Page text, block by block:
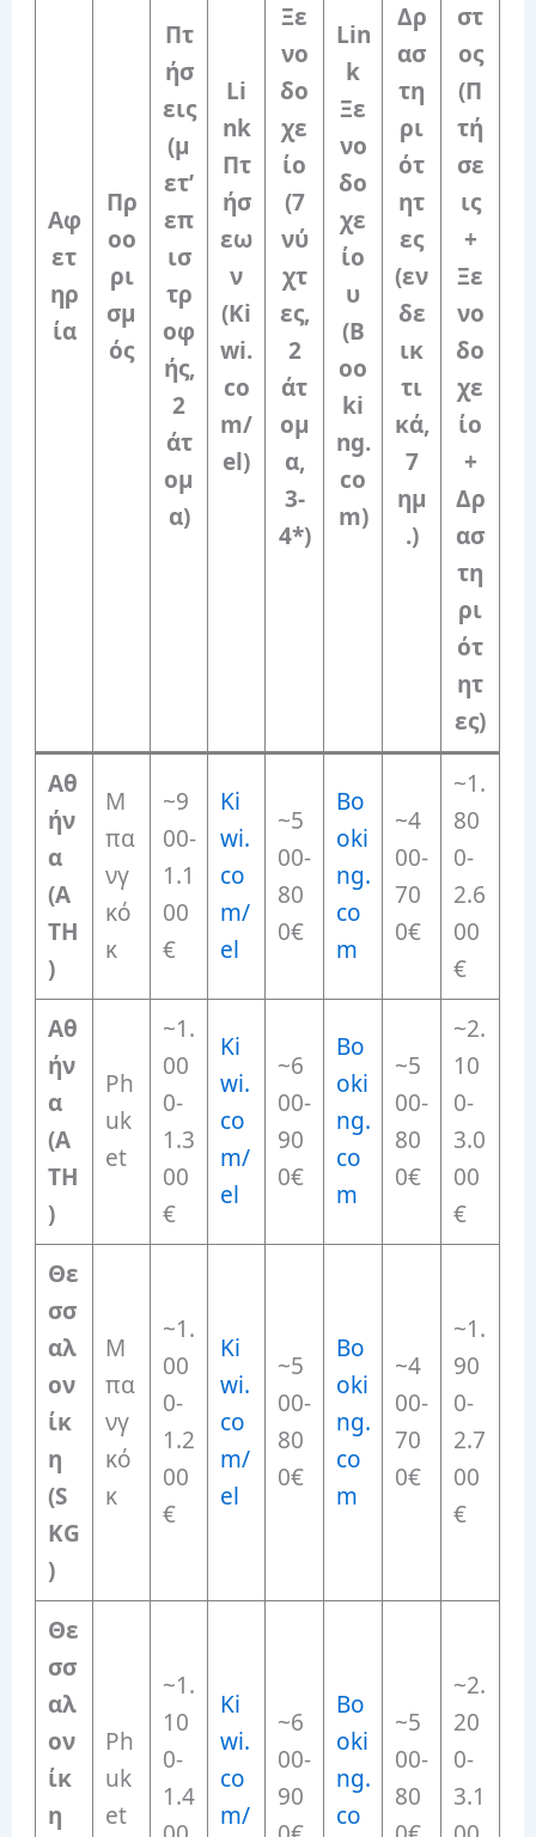
Αφ
ετ
ηρ
ία
Πρ
οο
ρι
σμ
ός
Πτ
ήσ
εις
(μ
ετ’
επ
ισ
τρ
οφ
ής,
2
άτ
ομ
α)
Li
nk
Πτ
ήσ
εω
ν
(Ki
wi.
co
m/
el)
Ξε
νο
δο
χε
ίο
(7
νύ
χτ
ες,
2
άτ
ομ
α,
3-
4*)
Lin
k
Ξε
νο
δο
χε
ίο
υ
(B
oo
ki
ng.
co
m)
Δρ
ασ
τη
ρι
ότ
ητ
ες
(εν
δε
ικ
τι
κά,
7
ημ
.)
στ
ος
(Π
τή
σε
ις
+
Ξε
νο
δο
χε
ίο
+
Δρ
ασ
τη
ρι
ότ
ητ
ες)
Αθ
ήν
α
(A
TH
)
Μ
πα
νγ
κό
κ
~9
00-
1.1
00
€
Ki
wi.
co
m/
el
~5
00-
80
0€
Bo
oki
ng.
co
m
~4
00-
70
0€
~1.
80
0-
2.6
00
€
Αθ
ήν
α
(A
TH
)
Ph
uk
et
~1.
00
0-
1.3
00
€
Ki
wi.
co
m/
el
~6
00-
90
0€
Bo
oki
ng.
co
m
~5
00-
80
0€
~2.
10
0-
3.0
00
€
Θε
σσ
αλ
ον
ίκ
η
(S
KG
)
Μ
πα
νγ
κό
κ
~1.
00
0-
1.2
00
€
Ki
wi.
co
m/
el
~5
00-
80
0€
Bo
oki
ng.
co
m
~4
00-
70
0€
~1.
90
0-
2.7
00
€
Θε
σσ
αλ
ον
ίκ
η
Ph
uk
et
~1.
10
0-
1.4
Ki
wi.
co
m/
~6
00-
90
Bo
oki
ng.
co
~5
00-
80
~2.
20
0-
3.1